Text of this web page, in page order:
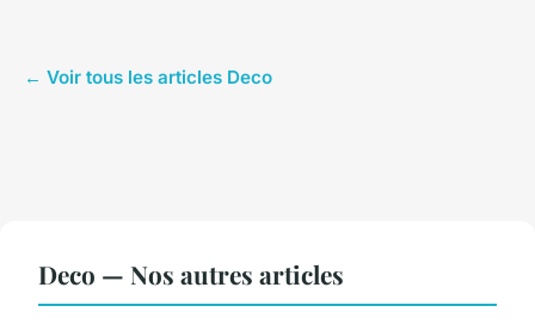
← Voir tous les articles Deco
Deco — Nos autres articles